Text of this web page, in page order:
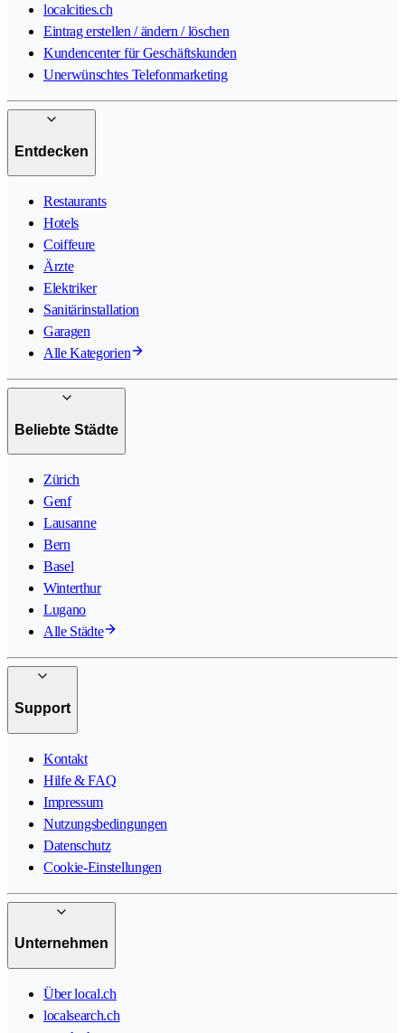
localcities.ch
Eintrag erstellen / ändern / löschen
Kundencenter für Geschäftskunden
Unerwünschtes Telefonmarketing
Entdecken
Restaurants
Hotels
Coiffeure
Ärzte
Elektriker
Sanitärinstallation
Garagen
Alle Kategorien
Beliebte Städte
Zürich
Genf
Lausanne
Bern
Basel
Winterthur
Lugano
Alle Städte
Support
Kontakt
Hilfe & FAQ
Impressum
Nutzungsbedingungen
Datenschutz
Cookie-Einstellungen
Unternehmen
Über local.ch
localsearch.ch